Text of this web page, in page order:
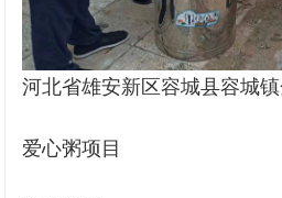
河北省雄安新区容城县容城
爱心粥项目